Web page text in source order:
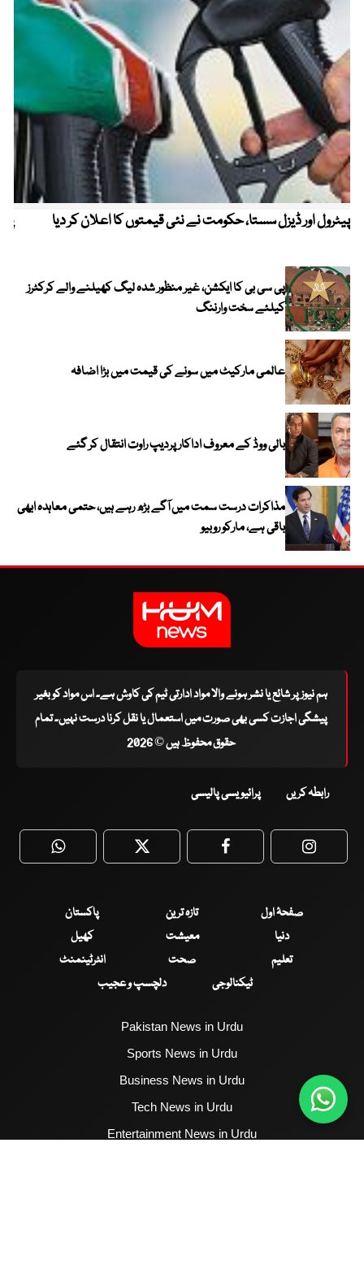
پیٹرول اور ڈیزل سستا، حکومت نے نئی قیمتوں کا اعلان کر دیا
پی سی بی کا ایکشن، غیر منظور شدہ لیگ کھیلنے والے کرکٹرز
کیلئے سخت وارننگ
عالمی مارکیٹ میں سونے کی قیمت میں بڑا اضافہ
بالی ووڈ کے معروف اداکار پردیپ راوت انتقال کر گئے
مذاکرات درست سمت میں آگے بڑھ رہے ہیں، حتمی معاہدہ ابھی
باقی ہے، مارکو روبیو
ہم نیوز پر شائع یا نشر ہونے والا مواد ادارتی ٹیم کی کاوش ہے۔ اس مواد کو بغیر
پیشگی اجازت کسی بھی صورت میں استعمال یا نقل کرنا درست نہیں۔ تمام
حقوق محفوظ ہیں © 2026
رابطہ کریں پرائیویسی پالیسی
WhatsApp Twitter Facebook
صفحۂ اول تازہ ترین
پاکستان
دنیا
معیشت
کھیل
تعلیم
صحت
انٹرٹینمنٹ
ٹیکنالوجی
دلچسپ و عجیب
Pakistan News in Urdu
Sports News in Urdu
Business News in Urdu
Tech News in Urdu
Entertainment News in Urdu